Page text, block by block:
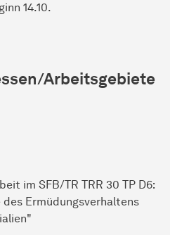
14.10.
Arbeitsgebiete
im SFB/TR TRR 30 TP D6:
Ermüdungsverhaltens